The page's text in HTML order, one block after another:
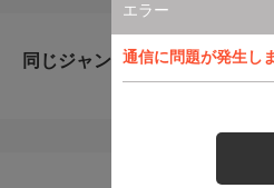
エラー
通信に問題が発生し
同じジャンルのおすすめ番組